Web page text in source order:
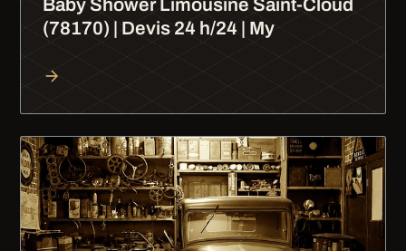
Baby Shower Limousine Saint-Cloud
(78170) | Devis 24 h/24 | My